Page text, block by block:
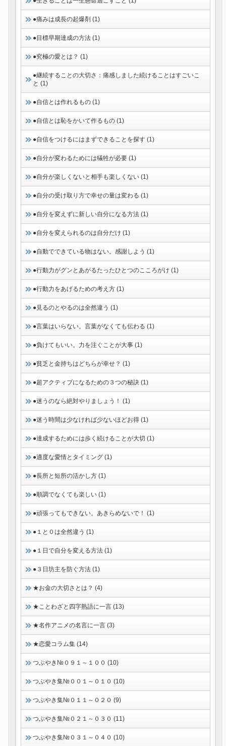
●痛みは成長の起爆剤 (1)
●目標早期達成の方法 (1)
●究極の愛とは？ (1)
●継続することの大切さ：痛感しました続けることはすごいこ
と (1)
●自信とは作れるもの (1)
●自信とは恥をかいて作るもの (1)
●自信をつけるにはまずできることを探す (1)
●自分が変わるためには犠牲が必要 (1)
●自分が楽しくないと相手も楽しくない (1)
●自分の受け取り方で幸せの量は変わる (1)
●自分を変えずに新しい自分になる方法 (1)
●自分を変えられるのは自分だけ (1)
●自動でできている物はない。感謝しよう (1)
●行動力がグンとあがるたったひとつのこころがけ (1)
●行動力をあげるための考え方 (1)
●見るのとやるのは全然違う (1)
●言葉はいらない。言葉がなくても伝わる (1)
●負けてもいい。力を注ぐことが大事 (1)
●貧乏と金持ちはどちらが幸せ？ (1)
●超アクティブになるための３つの秘訣 (1)
●迷うのなら絶対やりましょう！ (1)
●迷う時間は少なければ少ないほどお得 (1)
●達成するためには歩く続けることが大切 (1)
●適度な愛情とタイミング (1)
●長所と短所の活かし方 (1)
●順調でなくても楽しい (1)
●頑張ってもできない。あきらめないで！ (1)
●１と０は全然違う (1)
●１日で自分を変える方法 (1)
●３日坊主を防ぐ方法 (1)
★お金の大切さとは？ (4)
★ことわざと四字熟語に一言 (13)
★名作アニメの名言に一言 (3)
★恋愛コラム集 (14)
つぶやき№０９１～１００ (10)
つぶやき集№００１～０１０ (10)
つぶやき集№０１１～０２０ (9)
つぶやき集№０２１～０３０ (11)
つぶやき集№０３１～０４０ (10)